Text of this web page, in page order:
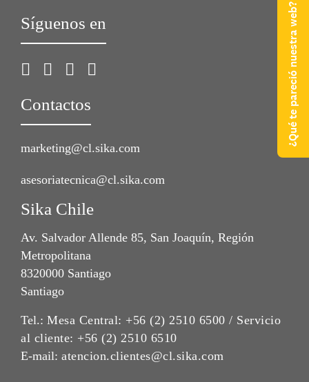
Síguenos en
Contactos
marketing@cl.sika.com
asesoriatecnica@cl.sika.com
Sika Chile
Av. Salvador Allende 85, San Joaquín, Región
Metropolitana
8320000 Santiago
Santiago
Tel.: Mesa Central: +56 (2) 2510 6500 / Servicio
al cliente: +56 (2) 2510 6510
E-mail: atencion.clientes@cl.sika.com
¿Qué te pareció nuestra web?